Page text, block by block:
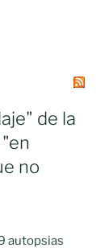
de la
no
autopsias